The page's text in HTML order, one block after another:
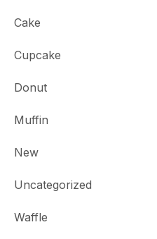
Cake
Cupcake
Donut
Muffin
New
Uncategorized
Waffle